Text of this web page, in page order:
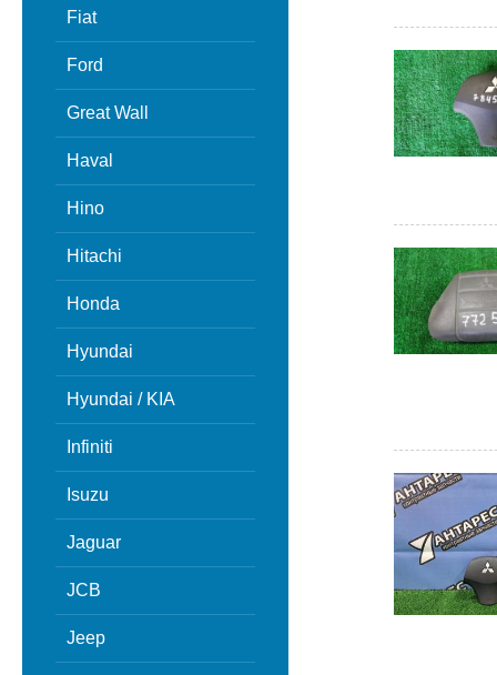
Fiat
Ford
Great Wall
Haval
Hino
Hitachi
Honda
Hyundai
Hyundai / KIA
Infiniti
Isuzu
Jaguar
JCB
Jeep